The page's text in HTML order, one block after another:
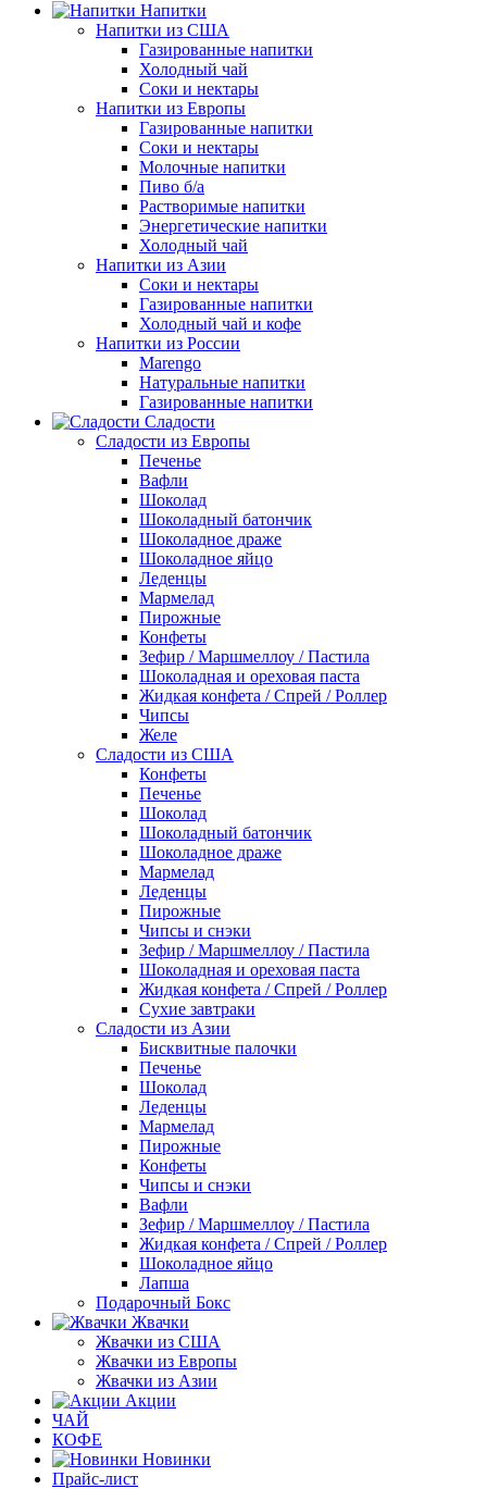
Напитки
Напитки из США
Газированные напитки
Холодный чай
Соки и нектары
Напитки из Европы
Газированные напитки
Соки и нектары
Молочные напитки
Пиво б/а
Растворимые напитки
Энергетические напитки
Холодный чай
Напитки из Азии
Соки и нектары
Газированные напитки
Холодный чай и кофе
Напитки из России
Marengo
Натуральные напитки
Газированные напитки
Сладости
Сладости из Европы
Печенье
Вафли
Шоколад
Шоколадный батончик
Шоколадное драже
Шоколадное яйцо
Леденцы
Мармелад
Пирожные
Конфеты
Зефир / Маршмеллоу / Пастила
Шоколадная и ореховая паста
Жидкая конфета / Спрей / Роллер
Чипсы
Желе
Сладости из США
Конфеты
Печенье
Шоколад
Шоколадный батончик
Шоколадное драже
Мармелад
Леденцы
Пирожные
Чипсы и снэки
Зефир / Маршмеллоу / Пастила
Шоколадная и ореховая паста
Жидкая конфета / Спрей / Роллер
Сухие завтраки
Сладости из Азии
Бисквитные палочки
Печенье
Шоколад
Леденцы
Мармелад
Пирожные
Конфеты
Чипсы и снэки
Вафли
Зефир / Маршмеллоу / Пастила
Жидкая конфета / Спрей / Роллер
Шоколадное яйцо
Лапша
Подарочный Бокс
Жвачки
Жвачки из США
Жвачки из Европы
Жвачки из Азии
Акции
ЧАЙ
КОФЕ
Новинки
Прайс-лист